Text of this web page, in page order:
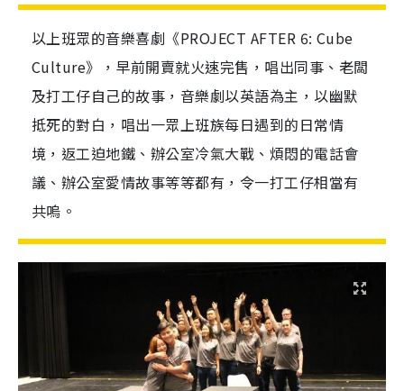
以上班眾的音樂喜劇《PROJECT AFTER 6: Cube
Culture》，早前開賣就火速完售，唱出同事、老闆
及打工仔自己的故事，音樂劇以英語為主，以幽默
抵死的對白，唱出一眾上班族每日遇到的日常情
境，返工迫地鐵、辦公室冷氣大戰、煩悶的電話會
議、辦公室愛情故事等等都有，令一打工仔相當有
共嗚。